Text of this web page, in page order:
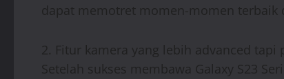
dapat memotret momen-momen terbaik
2. Fitur kamera yang lebih advanced tapi
Setelah sukses membawa Galaxy S23